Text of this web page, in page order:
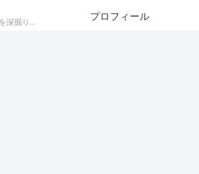
映画に登場する食べ物やスイーツを深掘り考察！ プロフィール